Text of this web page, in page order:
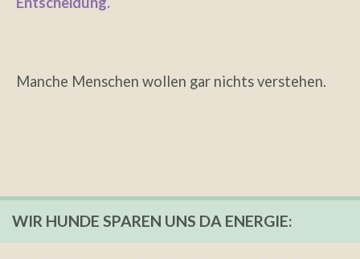
Manche Menschen wollen gar nichts verstehen.
WIR HUNDE SPAREN UNS DA ENERGIE: